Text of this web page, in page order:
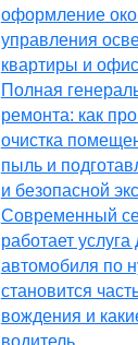
оформление
управления
квартиры и
Полная
ремонта: как
очистка
пыль и
и безопасной
Современный
работает услуга
автомобиля по
становится
вождения и
водитель...